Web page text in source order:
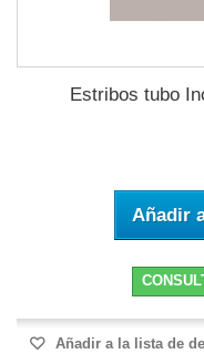
Estribos tubo
Añadir
Añadir a la lista de